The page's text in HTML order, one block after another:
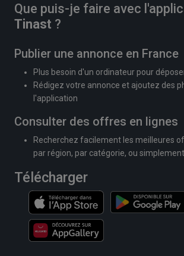
Que puis-je faire avec
Tinast ?
Publier une annonce en France
Plus besoin d'un ordinateur pour
Rédigez votre annonce et ajoutez des
l'application
Consulter des offres en lignes
Recherchez facilement les meilleures
par région, par catégorie, ou
Télécharger